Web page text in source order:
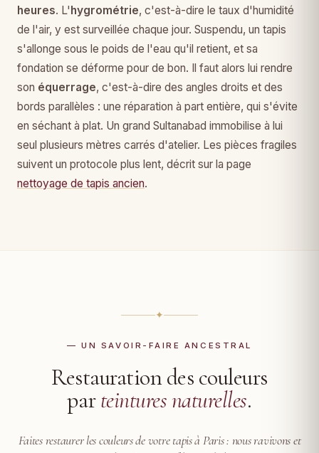
heures. L' hygrométrie, c'est-à-dire le taux d'humidité
de l'air, y est surveillée chaque jour. Suspendu, un tapis
s'allonge sous le poids de l'eau qu'il retient, et sa
fondation se déforme pour de bon. Il faut alors lui rendre
son équerrage, c'est-à-dire des angles droits et des
bords parallèles : une réparation à part entière, qui s'évite
en séchant à plat. Un grand Sultanabad immobilise à lui
seul plusieurs mètres carrés d'atelier. Les pièces fragiles
suivent un protocole plus lent, décrit sur la page
nettoyage de tapis ancien.
✦
— UN SAVOIR-FAIRE ANCESTRAL
Restauration des couleurs
parteintures naturelles.
Faites restaurer les couleurs de votre tapis à Paris : nous ravivons et